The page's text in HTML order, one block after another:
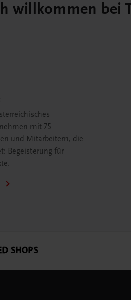
willkommen bei
mit 75
und Mitarbeitern, die
Begeisterung für